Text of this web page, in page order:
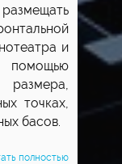
и
помощью
точках,
басов.
полностью